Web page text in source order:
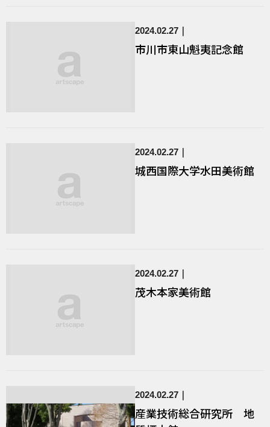
2024.02.27
市川市東山魁夷記念館
2024.02.27
城西国際大学水田美術館
2024.02.27
茂木本家美術館
2024.02.27
産業技術総合研究所 地